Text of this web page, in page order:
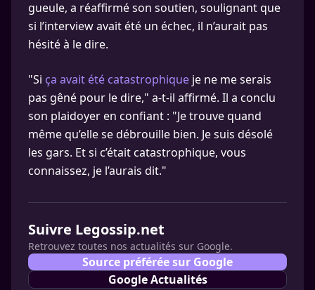
gueule, a réaffirmé son soutien, soulignant que
si l’interview avait été un échec, il n’aurait pas
hésité à le dire.
"Si ça avait été catastrophique je ne me serais
pas gêné pour le dire," a-t-il affirmé. Il a conclu
son plaidoyer en confiant : "Je trouve quand
même qu’elle se débrouille bien. Je suis désolé
les gars. Et si c’était catastrophique, vous
connaissez, je l’aurais dit."
Suivre Legossip.net
Retrouvez toutes nos actualités sur Google.
Source préférée sur Google
Google Actualités